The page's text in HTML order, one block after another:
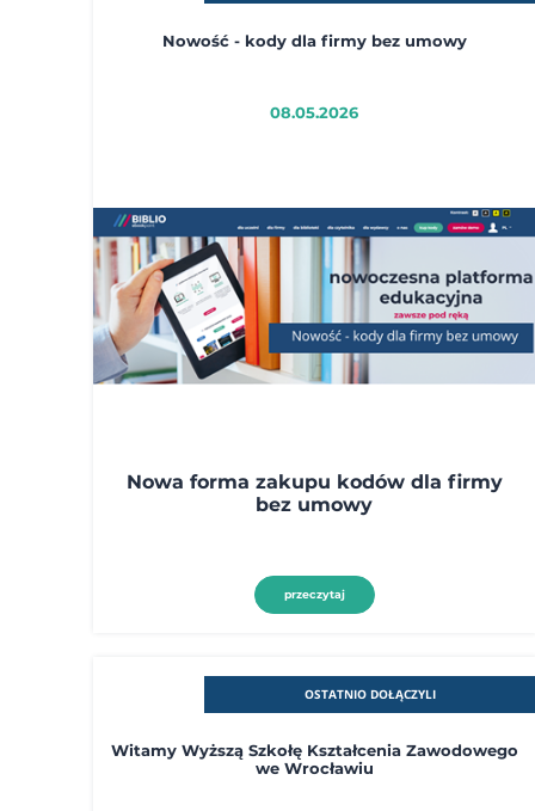
Nowość - kody dla firmy bez umowy
08.05.2026
Nowa forma zakupu kodów dla firmy
bez umowy
przeczytaj
OSTATNIO DOŁĄCZYLI
Witamy Wyższą Szkołę Kształcenia Zawodowego
we Wrocławiu